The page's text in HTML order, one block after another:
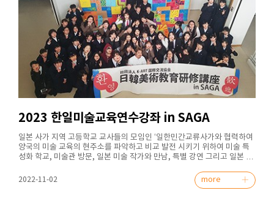
2023 한일미술교육연수강좌 in SAGA
일본 사가 지역 고등학교 교사들의 모임인 ‘일한민간교류사가와 협력하여
양국의 미술 교육의 현주소를 파악하고 비교 발전 시키기 위하여 미술 특
성화 학교, 미술관 방문, 일본 미술 작가와 만남, 특별 강연 그리고 일본 현
을 학생들의 직접 체험을 통해 한국 미술을 이끌어 갈 인재로 성장할 수 있
는 가교 역할이 될 2023 한일미술연수강좌 in SAGA가 개최됩니다. 행사
2022-11-02 more